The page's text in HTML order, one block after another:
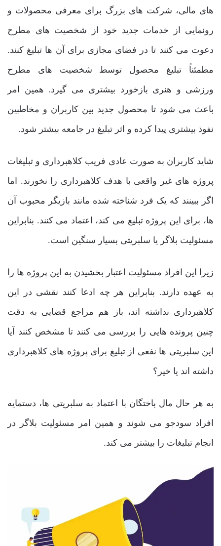
های مالی، شرکت ‌های بزرگ برای معرفی محصولات و
رونمایی از خدمات جدید خود از شخصیت‌ های مطرح
دعوت می‌ کنند تا در فضای مجازی برای آن ها تبلیغ کنند.
مطمئناً تبلیغ محصول توسط شخصیت ‌های مطرح
ورزشی و هنری بازخورد بیشتری می ‌گیرد. همین امر
باعث می ‌شود تا محصول جدید بین کاربران و مخاطبین
نفوذ بیشتری پیدا کرده و اثر تبلیغ در جامعه بیشتر شود.
شاید کاربران به صورت عادی فریب کلاهبرداری و تبلیغات
پروژه‌ های غیر واقعی با هدف کلاهبرداری را نخورند. اما
اگر ببینند که یک فرد شناخته شده مانند بازیگر محبوب آن
ها، برای این پروژه تبلیغ می ‌کند، اعتماد می‌ کنند. بنابراین
مسئولیت بلاگر یا سلبریتی بسیار سنگین است.
زیرا این افراد مسئولیت اعتبار بخشیدن به این پروژه‌ ها را
به عهده دارند. بنابراین هر چه ادعا ‌کنند نقشی در این
کلاهبرداری نداشته ‌اند، باز هم مراجع قضایی به دقت
چنین پرونده ‌هایی را بررسی می ‌کنند تا مشخص کنند آیا
این سلبریتی ‌ها نفعی از تبلیغ برای پروژه‌ های کلاهبرداری
داشته اند یا خیر؟
به هر حال مال باختگان با اعتماد به سلبریتی ‌ها، دستمایه
افراد سودجو می شوند و همین امر مسئولیت بلاگر در
انجام تبلیغات را بیشتر می کند.